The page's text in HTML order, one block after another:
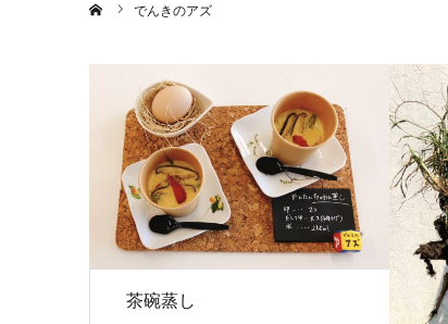
でんきのアズ
茶碗蒸し